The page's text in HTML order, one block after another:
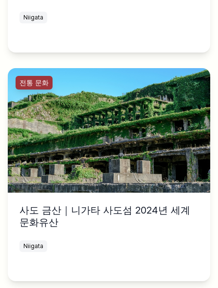
Niigata
전통 문화
사도 금산｜니가타 사도섬 2024년 세계
문화유산
Niigata